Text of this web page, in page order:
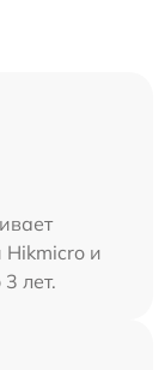
Hikmicro и
лет.